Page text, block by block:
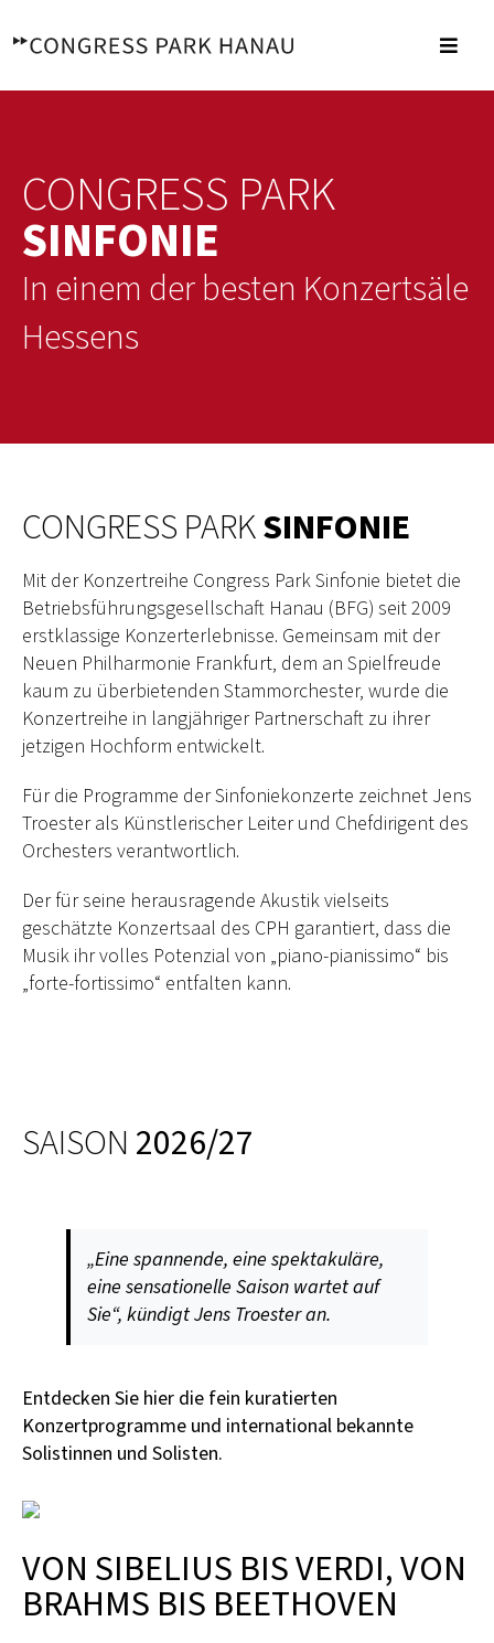
Inhalt
CONGRESS PARK
SINFONIE
In einem der besten Konzertsäle
Hessens
CONGRESS PARKSINFONIE
Mit der Konzertreihe Congress Park Sinfonie bietet die
Betriebsführungsgesellschaft Hanau (BFG) seit 2009
erstklassige Konzerterlebnisse. Gemeinsam mit der
Neuen Philharmonie Frankfurt, dem an Spielfreude
kaum zu überbietenden Stammorchester, wurde die
Konzertreihe in langjähriger Partnerschaft zu ihrer
jetzigen Hochform entwickelt.
Für die Programme der Sinfoniekonzerte zeichnet Jens
Troester als Künstlerischer Leiter und Chefdirigent des
Orchesters verantwortlich.
Der für seine herausragende Akustik vielseits
geschätzte Konzertsaal des CPH garantiert, dass die
Musik ihr volles Potenzial von „piano-pianissimo“ bis
„forte-fortissimo“ entfalten kann.
SAISON2026/27
„Eine spannende, eine spektakuläre,
eine sensationelle Saison wartet auf
Sie“, kündigt Jens Troester an.
Entdecken Sie hier die fein kuratierten
Konzertprogramme und international bekannte
Solistinnen und Solisten.
VON SIBELIUS BIS VERDI, VON
BRAHMS BIS BEETHOVEN